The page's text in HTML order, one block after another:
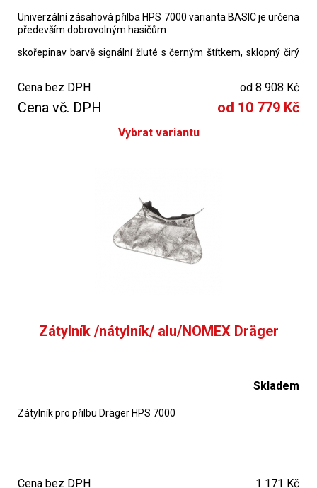
Univerzální zásahová přilba HPS 7000 varianta BASIC je určena
především dobrovolným hasičům
skořepinav barvě signální žluté s černým štítkem, sklopný čirý
HPS 7000 BASIC -
nejsou sklopné brýle a boční
adaptér na svítilnu s držáky na kandahár S-Fix,
Cena bez DPH od 8 908 Kč
Cena vč. DPH od 10 779 Kč
Vybrat variantu
Zátylník /nátylník/ alu/NOMEX Dräger
Skladem
Zátylník pro přilbu Dräger HPS 7000
Cena bez DPH 1 171 Kč